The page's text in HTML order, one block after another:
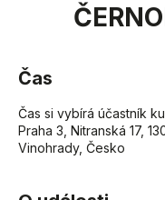
Čas
Čas si vybírá účastník
Praha 3, Nitranská 17,
Vinohrady, Česko